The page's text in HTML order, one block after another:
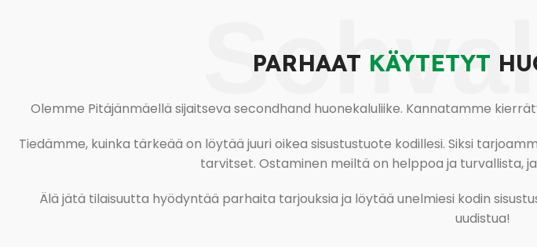
PARHAAT KÄYTETYT
Olemme Pitäjänmäellä sijaitseva secondhand huonekaluliike. Kannatamme
Tiedämme, kuinka tärkeää on löytää juuri oikea sisustustuote kodillesi. Siksi
tarvitset. Ostaminen meiltä on helppoa ja turvallista,
Älä jätä tilaisuutta hyödyntää parhaita tarjouksia ja löytää unelmiesi kodin
uudistua!